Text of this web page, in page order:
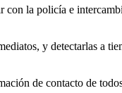
con la policía e
y detectarlas a
de contacto de